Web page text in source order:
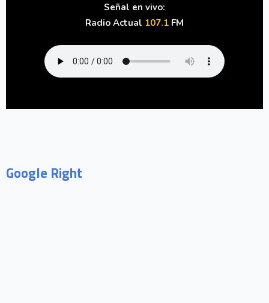
Señal en vivo:
Radio Actual 107.1 FM
Google Right